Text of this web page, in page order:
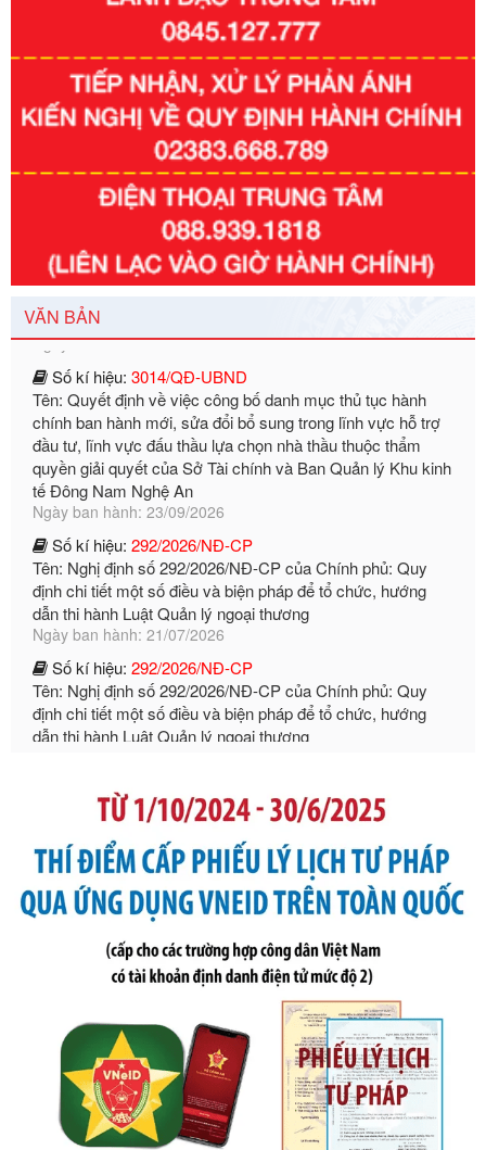
VĂN BẢN
Số kí hiệu: 351/2025/NĐ-CP
Tên: Nghị định số 351/2025/NĐ-CP của Chính phủ: Quy
định chuẩn nghèo đa chiều quốc gia giai đoạn 2026 - 2030
Ngày ban hành: 29/12/2026
Số kí hiệu:
Tên: Quyết định về việc công bố danh mục thủ tục hành
chính ban hành mới, sửa đổi bổ sung trong lĩnh vực hỗ trợ
đầu tư, lĩnh vực đấu thầu lựa chọn nhà thầu thuộc thẩm
quyền giải quyết của Sở Tài chính và Ban Quản lý Khu kinh
tế Đông Nam Nghệ An
Ngày ban hành: 23/09/2026
Số kí hiệu:292/2026/NĐ-CP
Tên: Nghị định số 292/2026/NĐ-CP của Chính phủ: Quy
định chi tiết một số điều và biện pháp để tổ chức, hướng
dẫn thi hành Luật Quản lý ngoại thương
Ngày ban hành: 21/07/2026
Số kí hiệu: 292/2026/NĐ-CP
Tên: Nghị định số 292/2026/NĐ-CP của Chính phủ: Quy
định chi tiết một số điều và biện pháp để tổ chức, hướng
dẫn thi hành Luật Quản lý ngoại thương
Ngày ban hành: 21/07/2026
Số kí hiệu: 105/2026/TT-BTC
2019 của Bộ trưởng Bộ Tài chính hướng dẫn thực hiện xử
phạt vi phạm hành chính trong lĩnh vực kho bạc nhà nước
Ngày ban hành: 21/07/2026
Số kí hiệu:291/2026/NĐ-CP
Tên: Nghị định số 291/2026/NĐ-CP của Chính phủ: Sửa
đổi, bổ sung một số điều của Nghị định số 125/2020/NĐ-СР
ngày 19 tháng 10 năm 2020 của Chính phủ quy định xử
phạt vi phạm hành chính về thuế, hóa đơn được sửa đổi, bổ
sung bởi Nghị định số 102/2021/NĐ-CP
Số kí hiệu:2303/QĐ-UBND
Tên: Quyết định công bố Danh mục thủ tục hành chính mới
ban hành, được sửa đổi, bổ sung, bị bãi bỏ và phê duyệt
Quy trình nội bộ, quy trình điện tử giải quyết thủ tục hành
chính trong một số lĩnh vực thuộc phạm vi chức năng quản